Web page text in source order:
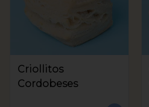
Criollitos
Cordobeses